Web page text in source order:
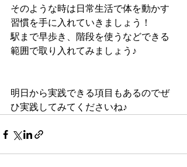
そのような時は日常生活で体を動かす
習慣を手に入れていきましょう！
駅まで早歩き、階段を使うなどできる
範囲で取り入れてみましょう♪
明日から実践できる項目もあるのでぜ
ひ実践してみてくださいね♪